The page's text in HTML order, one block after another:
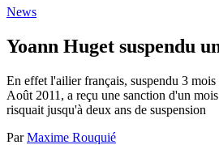
News
Yoann Huget suspendu
En effet l'ailier français, suspendu 3
Août 2011, a reçu une sanction d'un
risquait jusqu'à deux ans de suspension
Par Maxime Rouquié